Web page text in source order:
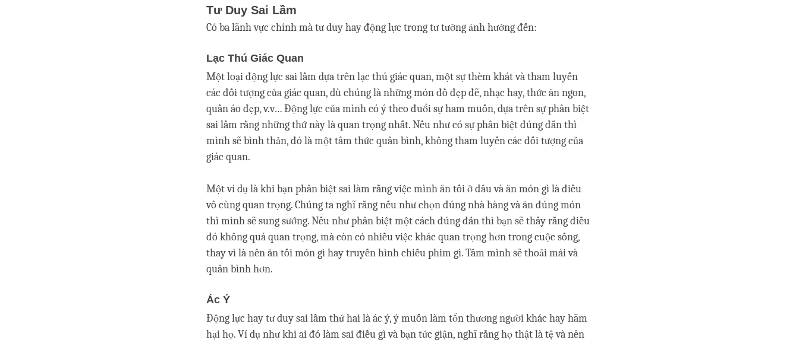
Tư Duy Sai Lầm
Có ba lãnh vực chính mà tư duy hay động lực trong tư tưởng ảnh hưởng đến:
Lạc Thú Giác Quan
Một loại động lực sai lầm dựa trên lạc thú giác quan, một sự thèm khát và tham luyến
các đối tượng của giác quan, dù chúng là những món đồ đẹp đẽ, nhạc hay, thức ăn ngon,
quần áo đẹp, v.v… Động lực của mình có ý theo đuổi sự ham muốn, dựa trên sự phân biệt
sai lầm rằng những thứ này là quan trọng nhất. Nếu như có sự phân biệt đúng đắn thì
mình sẽ bình thản, đó là một tâm thức quân bình, không tham luyến các đối tượng của
giác quan.
Một ví dụ là khi bạn phân biệt sai làm rằng việc mình ăn tối ở đâu và ăn món gì là điều
vô cùng quan trọng. Chúng ta nghĩ rằng nếu như chọn đúng nhà hàng và ăn đúng món
thì mình sẽ sung sướng. Nếu như phân biệt một cách đúng đắn thì bạn sẽ thấy rằng điều
đó không quá quan trọng, mà còn có nhiều việc khác quan trọng hơn trong cuộc sống,
thay vì là nên ăn tối món gì hay truyền hình chiếu phim gì. Tâm mình sẽ thoải mái và
quân bình hơn.
Ác Ý
Động lực hay tư duy sai lầm thứ hai là ác ý, ý muốn làm tổn thương người khác hay hãm
hại họ. Ví dụ như khi ai đó làm sai điều gì và bạn tức giận, nghĩ rằng họ thật là tệ và nên